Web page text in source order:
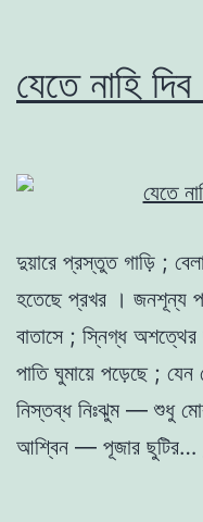
যেতে নাহি
দুয়ারে প্রস্তুত গাড়ি ;
হতেছে প্রখর । জনশূন্য
বাতাসে ; স্নিগ্ধ অশত্থের
পাতি ঘুমায়ে পড়েছে ; যেন
নিস্তব্ধ নিঃঝুম — শুধু মোর
আশ্বিন — পূজার ছুটির…